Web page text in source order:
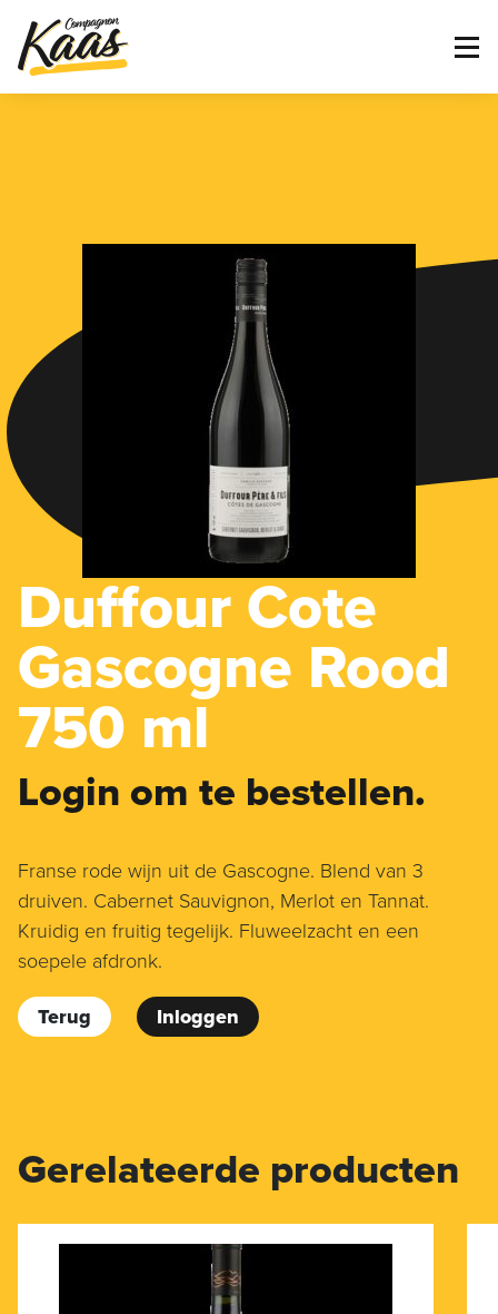
Duffour Cote
Gascogne Rood
750 ml
Login om te bestellen.
Franse rode wijn uit de Gascogne. Blend van 3
druiven. Cabernet Sauvignon, Merlot en Tannat.
Kruidig en fruitig tegelijk. Fluweelzacht en een
soepele afdronk.
Terug Inloggen
Gerelateerde producten